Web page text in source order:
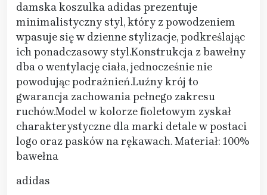
damska koszulka adidas prezentuje
minimalistyczny styl, który z powodzeniem
wpasuje się w dzienne stylizacje, podkreślając
ich ponadczasowy styl.Konstrukcja z bawełny
dba o wentylację ciała, jednocześnie nie
powodując podrażnień.Luźny krój to
gwarancja zachowania pełnego zakresu
ruchów.Model w kolorze fioletowym zyskał
charakterystyczne dla marki detale w postaci
logo oraz pasków na rękawach. Materiał: 100%
bawełna
adidas